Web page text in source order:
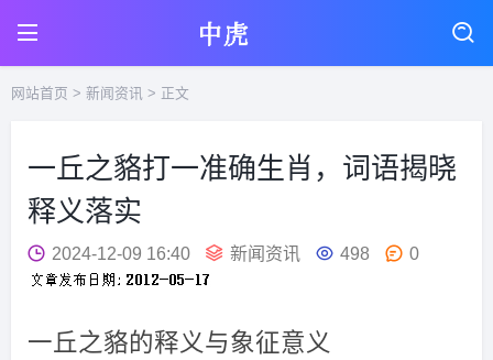
网站首页 > 新闻资讯 > 正文
一丘之貉打一准确生肖，词语揭晓
释义落实
2024-12-09 16:40 新闻资讯 498 0
一丘之貉的释义与象征意义